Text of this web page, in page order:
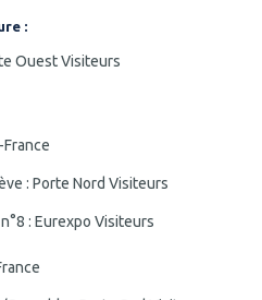
:
Ouest Visiteurs
: Porte Nord Visiteurs
: Eurexpo Visiteurs